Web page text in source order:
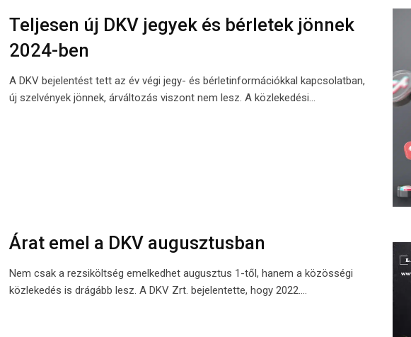
Teljesen új DKV jegyek és bérletek jönnek
2024-ben
A DKV bejelentést tett az év végi jegy- és bérletinformációkkal kapcsolatban,
új szelvények jönnek, árváltozás viszont nem lesz. A közlekedési…
Árat emel a DKV augusztusban
Nem csak a rezsiköltség emelkedhet augusztus 1-től, hanem a közösségi
közlekedés is drágább lesz. A DKV Zrt. bejelentette, hogy 2022.…